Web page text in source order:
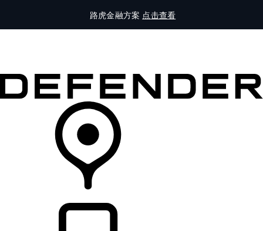
路虎金融方案 点击查看